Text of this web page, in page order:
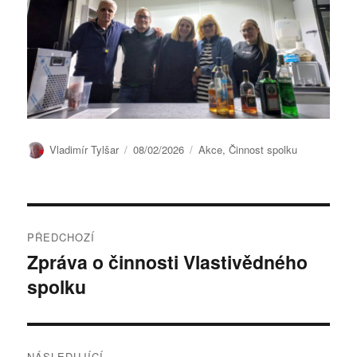
Autor:
Vladimír Tylšar Publikováno:
08/02/2026 Rubriky:
Akce,Činnost spolku
pro
příspěvek
PŘEDCHOZÍ
Předchozí
příspěvek:
Zpráva o činnosti Vlastivědného
spolku